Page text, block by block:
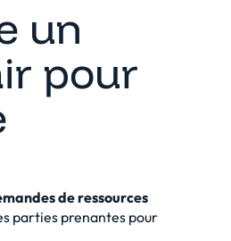
un
pour
de ressources
parties prenantes pour